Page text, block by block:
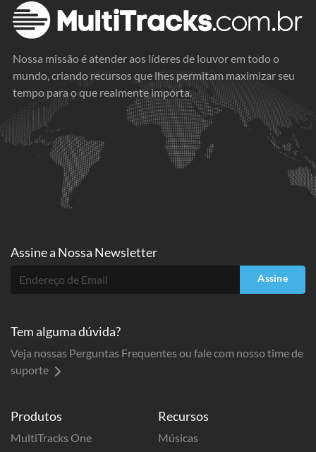
Nossa missão é atender aos líderes de louvor em todo o
mundo, criando recursos que lhes permitam maximizar seu
tempo para o que realmente importa.
Produtos
MultiTracks One
Recursos
Músicas
Assine a Nossa Newsletter
Assine
Tem alguma dúvida?
Veja nossas Perguntas Frequentes ou fale com nosso time de
suporte